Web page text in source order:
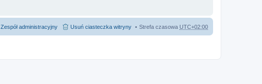
Strefa czasowa UTC+02:00
Usuń ciasteczka witryny
Zespół administracyjny